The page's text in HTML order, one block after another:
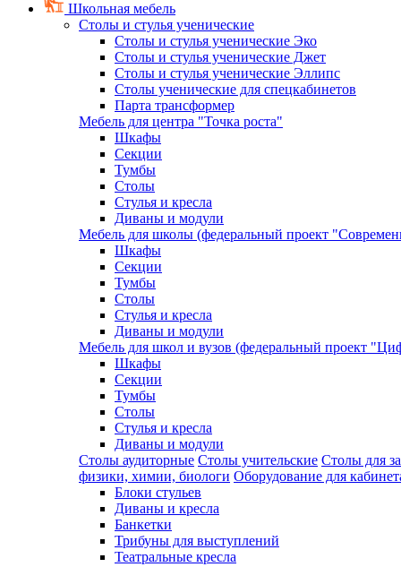
Школьная мебель
Столы и стулья ученические
Столы и стулья ученические Эко
Столы и стулья ученические Джет
Столы и стулья ученические Эллипс
Столы ученические для спецкабинетов
Парта трансформер
Мебель для центра "Точка роста"
Шкафы
Секции
Тумбы
Столы
Стулья и кресла
Диваны и модули
Мебель для школы (федеральный проект
Шкафы
Секции
Тумбы
Столы
Стулья и кресла
Диваны и модули
Мебель для школ и вузов (федеральный проект
Шкафы
Секции
Тумбы
Столы
Стулья и кресла
Диваны и модули
Столы аудиторные Столы учительские Столы для
физики, химии, биологи Оборудование для
Блоки стульев
Диваны и кресла
Банкетки
Трибуны для выступлений
Театральные кресла